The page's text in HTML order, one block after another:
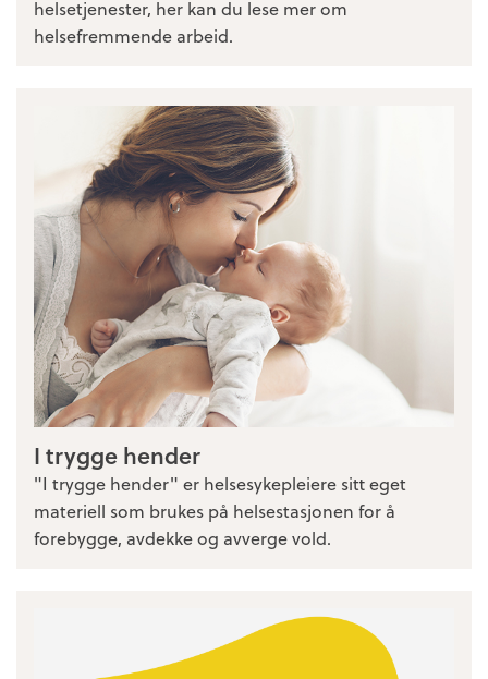
helsetjenester, her kan du lese mer om
helsefremmende arbeid.
I trygge hender
"I trygge hender" er helsesykepleiere sitt eget
materiell som brukes på helsestasjonen for å
forebygge, avdekke og avverge vold.